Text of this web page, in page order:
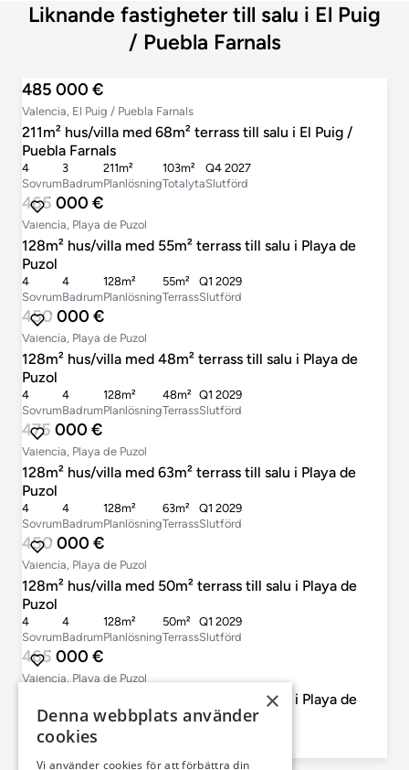
Liknande fastigheter till salu i El Puig
/ Puebla Farnals
485 000 €
Valencia, El Puig / Puebla Farnals
211m² hus/villa med 68m² terrass till salu i El Puig /
Puebla Farnals
Sovrum
4
Badrum
3
Planlösning
211m²
Totalyta
103m²
Slutförd
Q4 2027
465 000 €
Valencia, Playa de Puzol
128m² hus/villa med 55m² terrass till salu i Playa de
Puzol
Sovrum
4
Badrum
4
Planlösning
128m²
Terrass
55m²
Slutförd
Q1 2029
450 000 €
Valencia, Playa de Puzol
128m² hus/villa med 48m² terrass till salu i Playa de
Puzol
Sovrum
4
Badrum
4
Planlösning
128m²
Terrass
48m²
Slutförd
Q1 2029
475 000 €
Valencia, Playa de Puzol
128m² hus/villa med 63m² terrass till salu i Playa de
Puzol
Sovrum
4
Badrum
4
Planlösning
128m²
Terrass
63m²
Slutförd
Q1 2029
450 000 €
Valencia, Playa de Puzol
128m² hus/villa med 50m² terrass till salu i Playa de
Puzol
Sovrum
4
Badrum
4
Planlösning
128m²
Terrass
50m²
Slutförd
Q1 2029
465 000 €
Valencia, Playa de Puzol
128m² hus/villa med 58m² terrass till salu i Playa de
Puzol
4
×
Denna webbplats använder
cookies
Vi använder cookies för att förbättra din